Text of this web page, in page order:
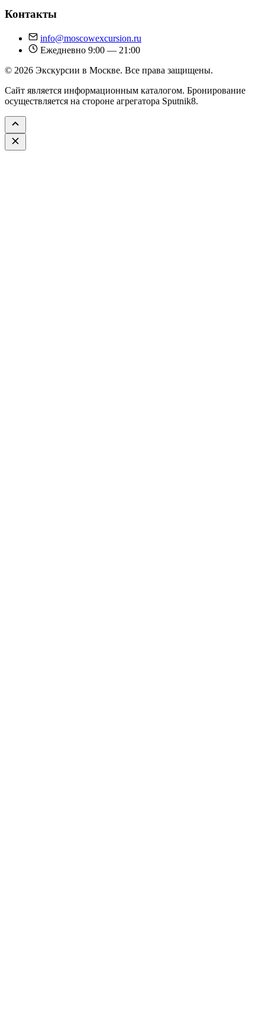
Контакты
info@moscowexcursion.ru
Ежедневно 9:00 — 21:00
© 2026 Экскурсии в Москве. Все права защищены.
Сайт является информационным каталогом. Бронирование
осуществляется на стороне агрегатора Sputnik8.